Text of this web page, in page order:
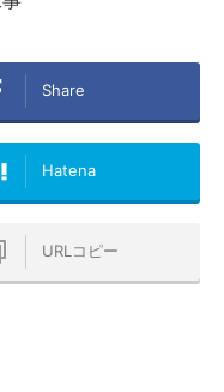
Share
Hatena
URLコピー